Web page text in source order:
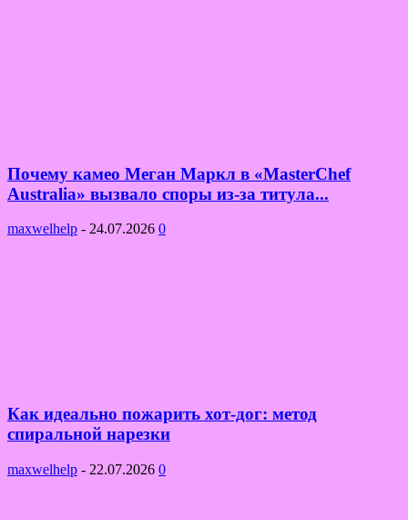
Почему камео Меган Маркл в «MasterChef
Australia» вызвало споры из-за титула...
maxwelhelp - 24.07.2026 0
Как идеально пожарить хот-дог: метод
спиральной нарезки
maxwelhelp - 22.07.2026 0